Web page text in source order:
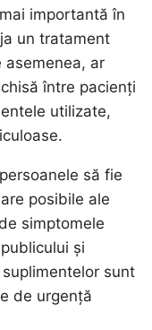
importantă în
un tratament
asemenea, ar
între pacienți
utilizate,
să fie
posibile ale
simptomele
și
sunt
de urgență